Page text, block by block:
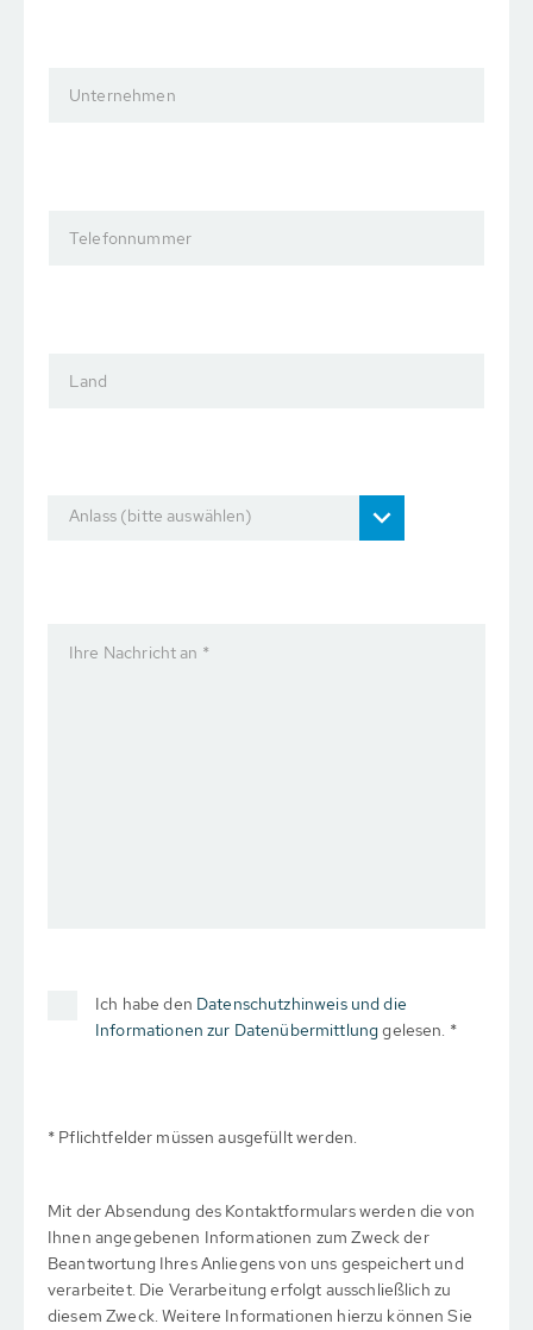
Unternehmen
Telefonnummer
Land
Anlass (bitte auswählen)
Ihre Nachricht an *
Ich habe den Datenschutzhinweis und die
Informationen zur Datenübermittlunggelesen. *
* Pflichtfelder müssen ausgefüllt werden.
Mit der Absendung des Kontaktformulars werden die von
Ihnen angegebenen Informationen zum Zweck der
Beantwortung Ihres Anliegens von uns gespeichert und
verarbeitet. Die Verarbeitung erfolgt ausschließlich zu
diesem Zweck. Weitere Informationen hierzu können Sie